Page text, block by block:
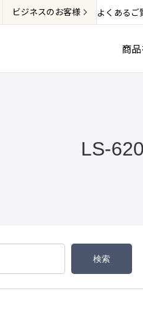
ビジネスのお客様 よくあるご
商
LS-